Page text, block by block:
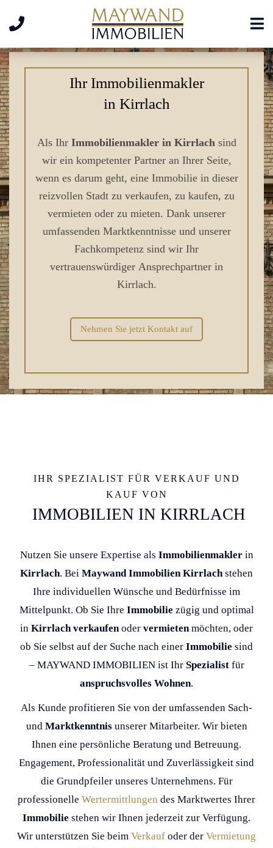
Ihr Immobilienmakler
in Kirrlach
Als Ihr Immobilienmakler in Kirrlachsind
wir ein kompetenter Partner an Ihrer Seite,
wenn es darum geht, eine Immobilie in dieser
reizvollen Stadt zu verkaufen, zu kaufen, zu
vermieten oder zu mieten. Dank unserer
umfassenden Marktkenntnisse und unserer
Fachkompetenz sind wir Ihr
vertrauenswürdiger Ansprechpartner in
Kirrlach.
Nehmen Sie jetzt Kontakt auf
IHR SPEZIALIST FÜR VERKAUF UND
KAUF VON
IMMOBILIEN IN KIRRLACH
Nutzen Sie unsere Expertise als Immobilienmaklerin
Kirrlach. Bei Maywand Immobilien Kirrlachstehen
Ihre individuellen Wünsche und Bedürfnisse im
Mittelpunkt. Ob Sie Ihre Immobilie zügig und optimal
in Kirrlach verkaufenoder vermietenmöchten, oder
ob Sie selbst auf der Suche nach einer Immobilie sind
– MAYWAND IMMOBILIEN ist Ihr Spezialistfür
anspruchsvolles Wohnen.
Als Kunde profitieren Sie von der umfassenden Sach-
und Marktkenntnisunserer Mitarbeiter. Wir bieten
Ihnen eine persönliche Beratung und Betreuung.
Engagement, Professionalität und Zuverlässigkeit sind
die Grundpfeiler unseres Unternehmens. Für
professionelle Wertermittlungen des Marktwertes Ihrer
Immobilie stehen wir Ihnen jederzeit zur Verfügung.
Wir unterstützen Sie beim Verkauf oder der Vermietung